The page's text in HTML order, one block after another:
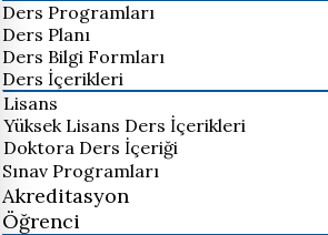
Ders Programları
Ders Planı
Ders Bilgi Formları
Ders İçerikleri
Lisans
Yüksek Lisans Ders İçerikleri
Doktora Ders İçeriği
Sınav Programları
Akreditasyon
Öğrenci